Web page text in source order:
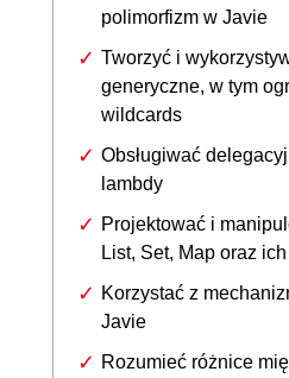
polimorfizm w Javie
Tworzyć i
generyczne, w tym
wildcards
Obsługiwać
lambdy
Projektować i
List, Set, Map oraz
Korzystać z
Javie
Rozumieć różnice